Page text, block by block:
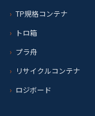
TP規格コンテナ
トロ箱
プラ舟
リサイクルコンテナ
ロジボード